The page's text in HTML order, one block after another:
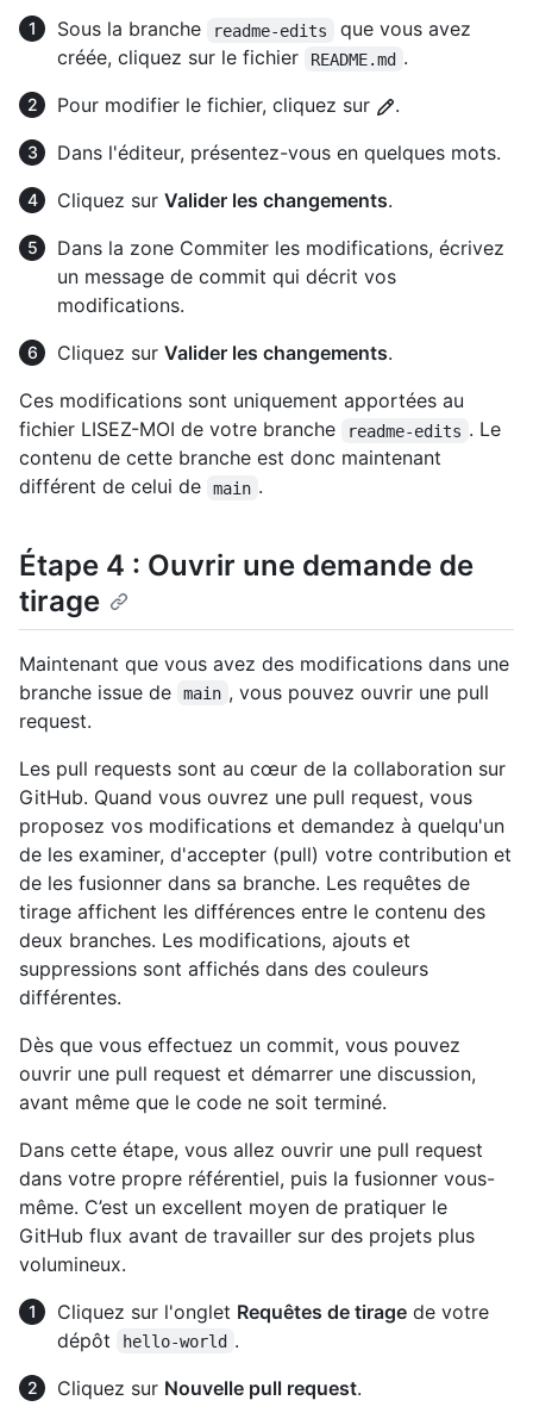
Sous la branche
readme-edits
que vous avez
créée, cliquez sur le fichier
README.md .
Pour modifier le fichier, cliquez sur
.
Dans l'éditeur, présentez-vous en quelques mots.
Cliquez sur Valider les changements.
Dans la zone Commiter les modifications, écrivez
un message de commit qui décrit vos
modifications.
Cliquez sur Valider les changements.
Ces modifications sont uniquement apportées au
fichier LISEZ-MOI de votre branche
readme-edits . Le
contenu de cette branche est donc maintenant
différent de celui de
main .
Étape 4 : Ouvrir une demande de
tirage
Maintenant que vous avez des modifications dans une
branche issue de
main , vous pouvez ouvrir une pull
request.
Les pull requests sont au cœur de la collaboration sur
GitHub. Quand vous ouvrez une pull request, vous
proposez vos modifications et demandez à quelqu'un
de les examiner, d'accepter (pull) votre contribution et
de les fusionner dans sa branche. Les requêtes de
tirage affichent les différences entre le contenu des
deux branches. Les modifications, ajouts et
suppressions sont affichés dans des couleurs
différentes.
Dès que vous effectuez un commit, vous pouvez
ouvrir une pull request et démarrer une discussion,
avant même que le code ne soit terminé.
Dans cette étape, vous allez ouvrir une pull request
dans votre propre référentiel, puis la fusionner vous-
même. C’est un excellent moyen de pratiquer le
GitHub flux avant de travailler sur des projets plus
volumineux.
Cliquez sur l'onglet Requêtes de tirage de votre
dépôt
hello-world .
Cliquez sur Nouvelle pull request.